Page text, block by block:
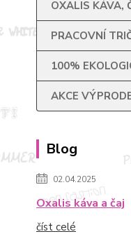
OXALIS KÁVA,
PRACOVNÍ
100%
AKCE
Blog
02.04.2025
Oxalis káva a čaj
číst celé